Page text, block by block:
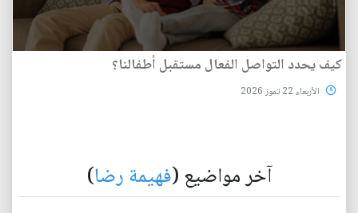
كيف يحدد التواصل الفعال مستقبل أطفالنا؟
الأربعاء 22 تموز 2026
آخر مواضيع (فهيمة رضا)